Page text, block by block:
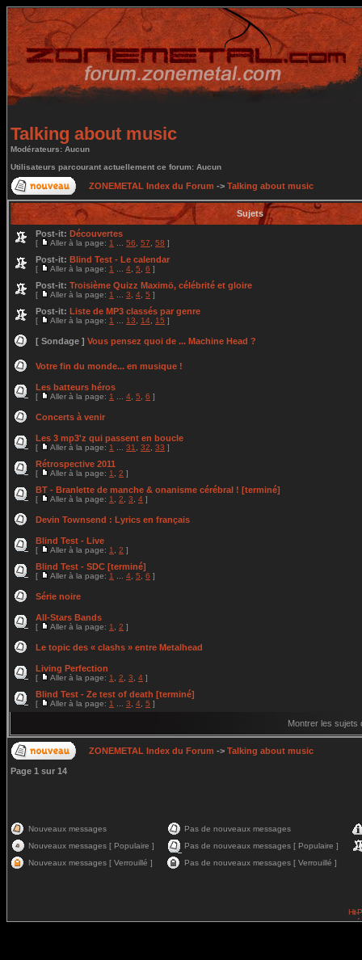
Talking about music
Modérateurs: Aucun
Utilisateurs parcourant actuellement ce forum: Aucun
ZONEMETAL Index du Forum -> Talking about music
Sujets
Post-it: Découvertes
[ Aller à la page: 1 56 57 58 ]
Post-it: Blind Test - Le calendar
[ Aller à la page: 1 4 5 6 ]
Post-it: Troisième Quizz Maximö, célébrité et gloire
[ Aller à la page: 1 3 4 5 ]
Post-it: Liste de MP3 classés par genre
[ Aller à la page: 1 13 14 15 ]
[ Sondage ] Vous pensez quoi de ... Machine Head ?
Votre fin du monde... en musique !
Les batteurs héros
[ Aller à la page: 1 4 5 6 ]
Concerts à venir
Les 3 mp3'z qui passent en boucle
[ Aller à la page: 1 31 32 33 ]
Rétrospective 2011
[ Aller à la page: 1 2 ]
BT - Branlette de manche & onanisme cérébral ! [terminé]
[ Aller à la page: 1 2 3 4 ]
Devin Townsend : Lyrics en français
Blind Test - Live
[ Aller à la page: 1 2 ]
Blind Test - SDC [terminé]
[ Aller à la page: 1 4 5 6 ]
Série noire
All-Stars Bands
[ Aller à la page: 1 2 ]
Le topic des « clashs » entre Metalhead
Living Perfection
[ Aller à la page: 1 2 3 4 ]
Blind Test - Ze test of death [terminé]
[ Aller à la page: 1 3 4 5 ]
Montrer les sujets
ZONEMETAL Index du Forum -> Talking about music
Page 1 sur 14
Nouveaux messages
Pas de nouveaux messages
Nouveaux messages [ Populaire ]
Pas de nouveaux messages [ Populaire ]
Nouveaux messages [ Verrouillé ]
Pas de nouveaux messages [ Verrouillé ]